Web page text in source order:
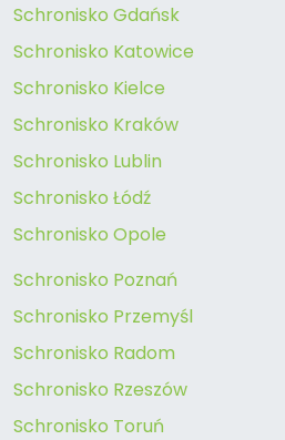
Schronisko Gdańsk
Schronisko Katowice
Schronisko Kielce
Schronisko Kraków
Schronisko Lublin
Schronisko Łódź
Schronisko Opole
Schronisko Poznań
Schronisko Przemyśl
Schronisko Radom
Schronisko Rzeszów
Schronisko Toruń